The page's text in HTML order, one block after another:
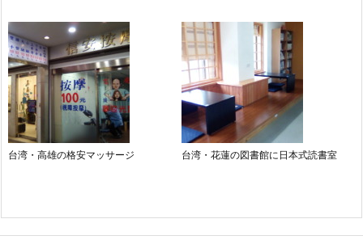
台湾・高雄の格安マッサージ 台湾・花蓮の図書館に日本式読書室